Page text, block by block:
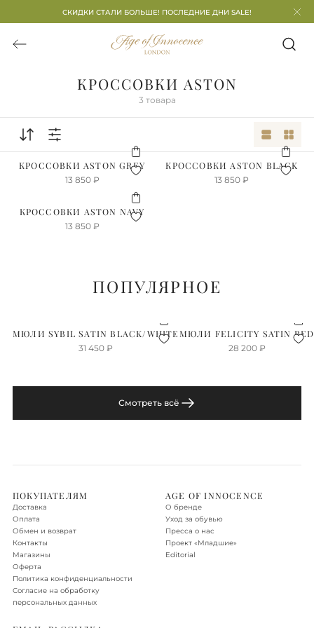
СКИДКИ СТАЛИ БОЛЬШЕ! ПОСЛЕДНИЕ ДНИ SALE!
КРОССОВКИ ASTON
3 товара
КРОССОВКИ ASTON GREY
13 850 ₽
КРОССОВКИ ASTON BLACK
13 850 ₽
КРОССОВКИ ASTON NAVY
13 850 ₽
ПОПУЛЯРНОЕ
МЮЛИ SYBIL SATIN BLACK/WHITE
31 450 ₽
МЮЛИ FELICITY SATIN RED
28 200 ₽
Смотреть всё
ПОКУПАТЕЛЯМ
Доставка
Оплата
Обмен и возврат
Контакты
Магазины
Оферта
Политика конфиденциальности
Согласие на обработку
персональных данных
AGE OF INNOCENCE
О бренде
Уход за обувью
Пресса о нас
Проект «‎Младшие»
Editorial